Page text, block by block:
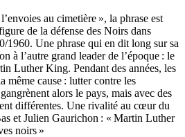
au cimetière », la phrase est
de la défense des Noirs dans
1960. Une phrase qui en dit long sur sa
à l’autre grand leader de l’époque : le
Luther King. Pendant des années, les
même cause : lutter contre les
alors le pays, mais avec des
différentes. Une rivalité au cœur du
et Julien Gaurichon : « Martin Luther
noirs »